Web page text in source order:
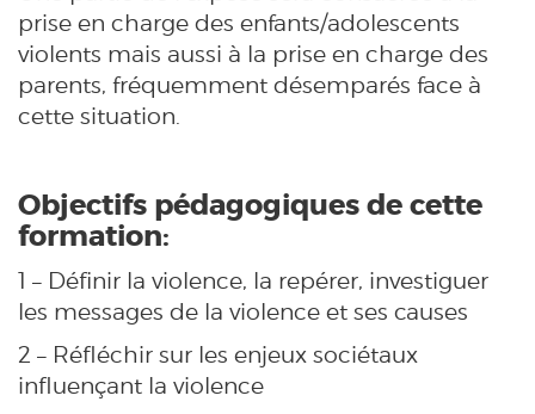
prise en charge des enfants/adolescents
violents mais aussi à la prise en charge des
parents, fréquemment désemparés face à
cette situation.
Objectifs pédagogiques de cette
formation:
1 – Définir la violence, la repérer, investiguer
les messages de la violence et ses causes
2 – Réfléchir sur les enjeux sociétaux
influençant la violence